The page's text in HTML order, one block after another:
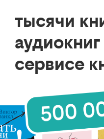
тысячи
аудиокниг
сервисе